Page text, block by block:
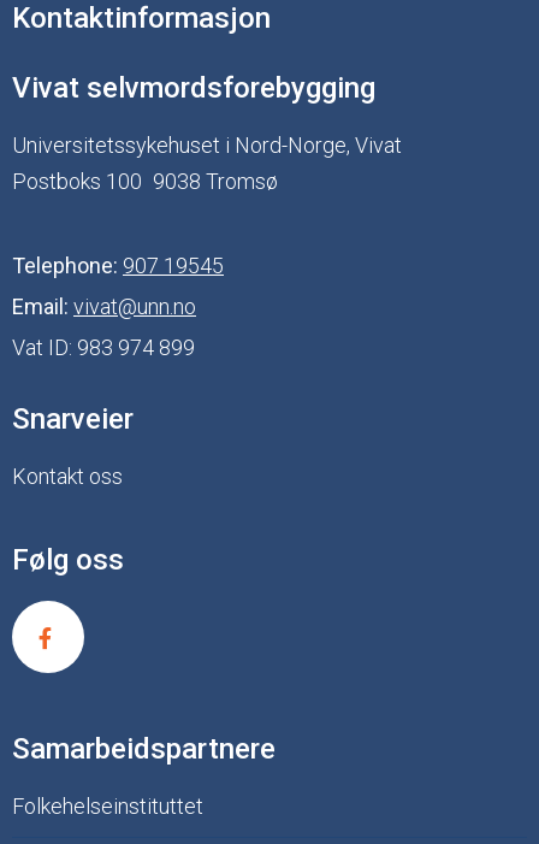
Kontaktinformasjon
Vivat selvmordsforebygging
Universitetssykehuset i Nord-Norge, Vivat
Postboks 100 9038 Tromsø
Telephone: 907 19545
Email: vivat@unn.no
Vat ID: 983 974 899
Snarveier
Kontakt oss
Følg oss
Samarbeidspartnere
Folkehelseinstituttet